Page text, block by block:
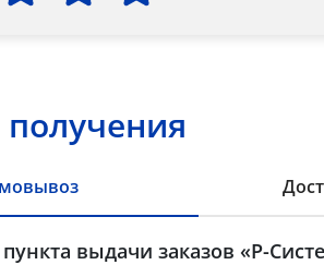
выдачи заказов «Р-